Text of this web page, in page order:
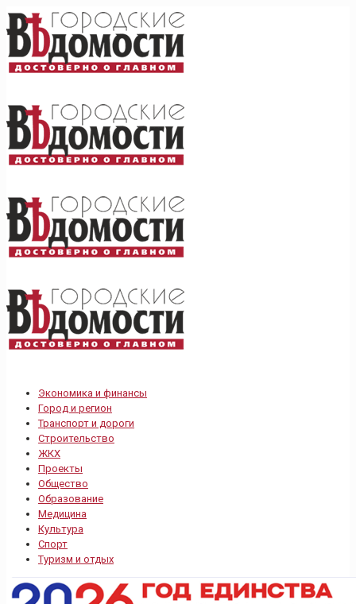
Экономика и финансы
Город и регион
Транспорт и дороги
Строительство
ЖКХ
Проекты
Общество
Образование
Медицина
Культура
Спорт
Туризм и отдых